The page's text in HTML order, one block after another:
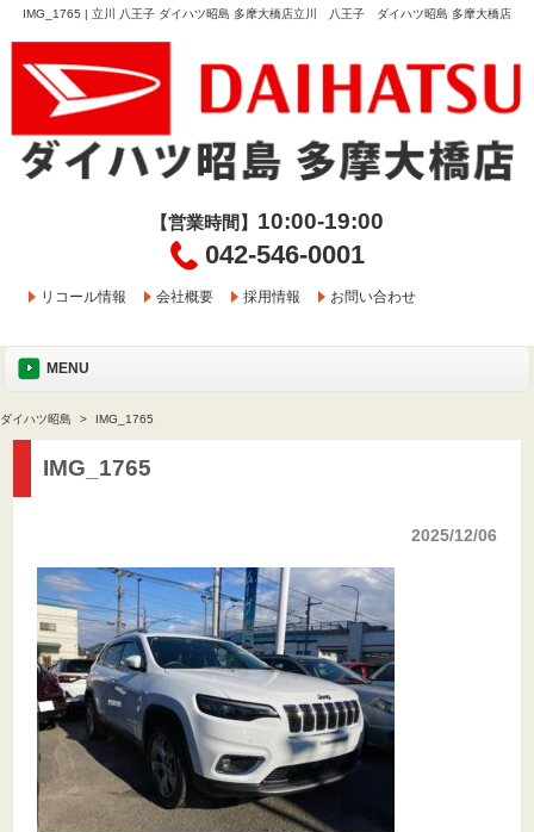
IMG_1765 | 立川 八王子 ダイハツ昭島 多摩大橋店立川 八王子 ダイハツ昭島 多摩大橋店
【営業時間】 10:00-19:00
042-546-0001
リコール情報 会社概要 採用情報 お問い合わせ
MENU
ダイハツ昭島 IMG_1765
IMG_1765
2025/12/06